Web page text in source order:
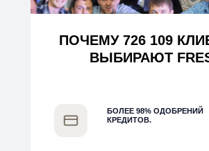
ПОЧЕМУ 726 109
ВЫБИРАЮТ
БОЛЕЕ 98% ОДОБРЕНИЙ
КРЕДИТОВ.